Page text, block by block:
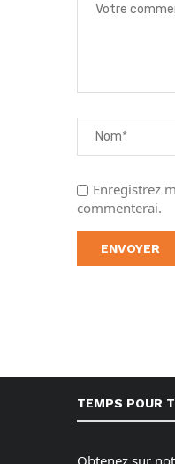
Enregistrez
commenterai.
TEMPS POUR
Obtenez sur